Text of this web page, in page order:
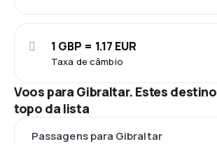
Taxa de câmbio
1 GBP = 1.17 EUR
Voos para Gibraltar. Estes
topo da lista
Passagens para Gibraltar